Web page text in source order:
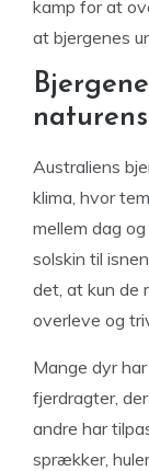
kamp for at
at bjergenes
Australiens
klima, hvor
mellem dag
solskin til
det, at kun de
overleve og
Mange dyr
fjerdragter,
andre har
sprækker,